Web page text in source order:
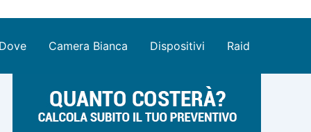
Camera Bianca Dispositivi Raid